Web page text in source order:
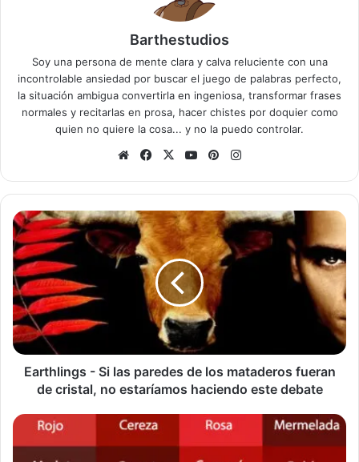
Barthestudios
Soy una persona de mente clara y calva reluciente con una
incontrolable ansiedad por buscar el juego de palabras perfecto,
la situación ambigua convertirla en ingeniosa, transformar frases
normales y recitarlas en prosa, hacer chistes por doquier como
quien no quiere la cosa... y no la puedo controlar.
Sitio
Facebook
X YouTubePinterest
Earthlings
-
Si
las
paredes
de
los
mataderos
fueran
cristal,
estaríamos
haciendo
Earthlings - Si las paredes de los mataderos fueran
de cristal, no estaríamos haciendo este debate
Los